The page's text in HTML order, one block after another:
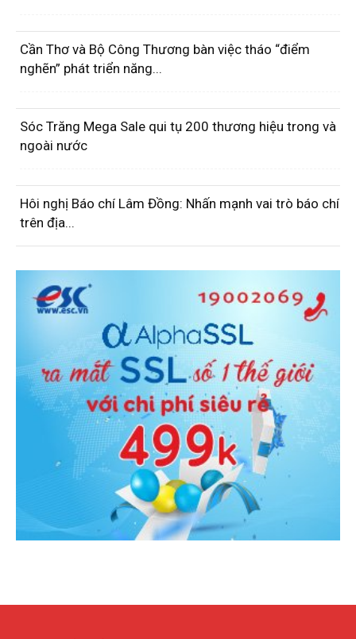
Cần Thơ và Bộ Công Thương bàn việc tháo “điểm
nghẽn” phát triển năng...
Sóc Trăng Mega Sale qui tụ 200 thương hiệu trong và
ngoài nước
Hôi nghị Báo chí Lâm Đồng: Nhấn mạnh vai trò báo chí
trên địa...